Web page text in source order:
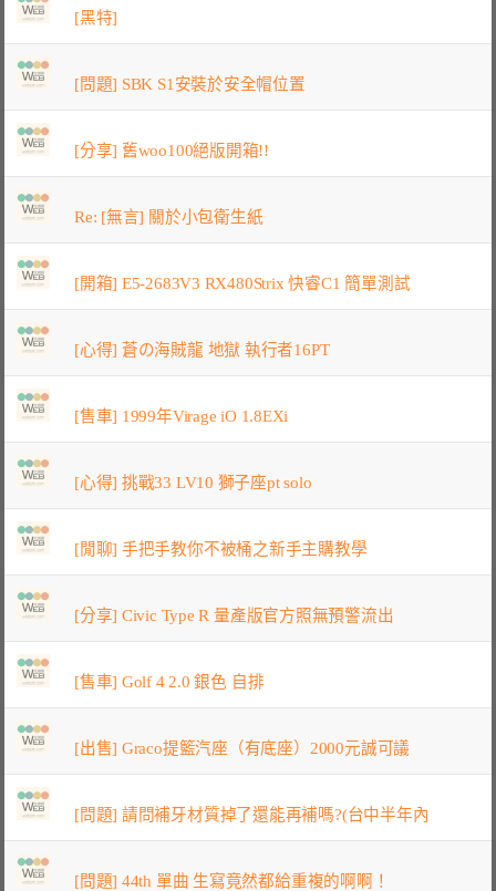
[黑特]
[問題] SBK S1安裝於安全帽位置
[分享] 舊woo100絕版開箱!!
Re: [無言] 關於小包衛生紙
[開箱] E5-2683V3 RX480Strix 快睿C1 簡單測試
[心得] 蒼の海賊龍 地獄 執行者16PT
[售車] 1999年Virage iO 1.8EXi
[心得] 挑戰33 LV10 獅子座pt solo
[閒聊] 手把手教你不被桶之新手主購教學
[分享] Civic Type R 量產版官方照無預警流出
[售車] Golf 4 2.0 銀色 自排
[出售] Graco提籃汽座（有底座）2000元誠可議
[問題] 請問補牙材質掉了還能再補嗎?(台中半年內
[問題] 44th 單曲 生寫竟然都給重複的啊啊！